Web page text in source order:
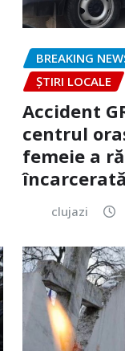
BREAKING
ȘTIRI LOCALE
Accident
centrul
femeie a
încarcerată
clujazi